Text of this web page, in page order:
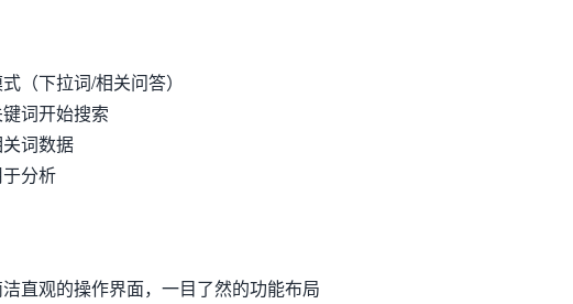
（下拉词/相关问答）
词开始搜索
词数据
分析
直观的操作界面，一目了然的功能布局